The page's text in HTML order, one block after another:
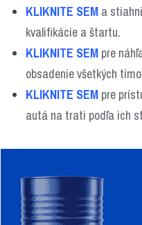
KLIKNITE SEM a
kvalifikácie a štartu.
KLIKNITE SEM pre
obsadenie všetkých
KLIKNITE SEM pre
autá na trati podľa ich